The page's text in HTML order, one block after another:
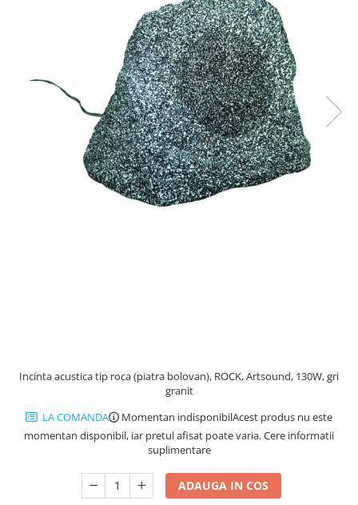
Incinta acustica tip roca (piatra bolovan), ROCK, Artsound, 130W, gri
granit
LA COMANDA
Momentan indisponibilAcest produs nu este
momentan disponibil, iar pretul afisat poate varia. Cere informatii
suplimentare
ADAUGA IN COS